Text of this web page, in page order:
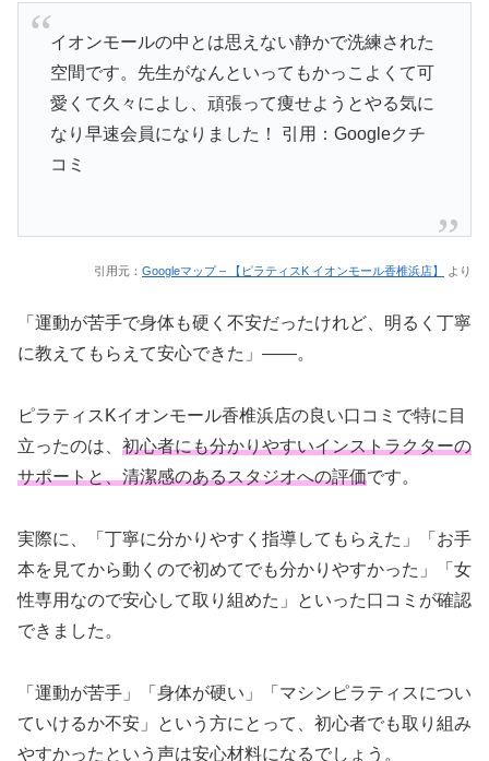
イオンモールの中とは思えない静かで洗練された
空間です。先生がなんといってもかっこよくて可
愛くて久々によし、頑張って痩せようとやる気に
なり早速会員になりました！ 引用：Googleクチ
コミ
引用元： Googleマップ – 【ピラティスK イオンモール香椎浜店】 より
「運動が苦手で身体も硬く不安だったけれど、明るく丁寧
に教えてもらえて安心できた」——。
ピラティスKイオンモール香椎浜店の良い口コミで特に目
立ったのは、 初心者にも分かりやすいインストラクターの
サポートと、清潔感のあるスタジオへの評価です。
実際に、「丁寧に分かりやすく指導してもらえた」「お手
本を見てから動くので初めてでも分かりやすかった」「女
性専用なので安心して取り組めた」といった口コミが確認
できました。
「運動が苦手」「身体が硬い」「マシンピラティスについ
ていけるか不安」という方にとって、初心者でも取り組み
やすかったという声は安心材料になるでしょう。